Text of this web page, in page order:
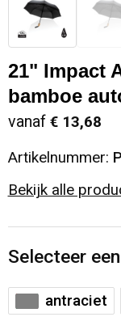
Sinterklaas
Snoepgoed
Spellen voor
Sport
Veiligheid,
Opbergtassen
Opvouwbare
Papieren
Reistassen
Rugzakken
Schoenen
Blazers
Gilets
21" Impact
bamboe
vanaf € 13,68
Artikelnummer:
Bekijk alle
Selecteer
antraciet